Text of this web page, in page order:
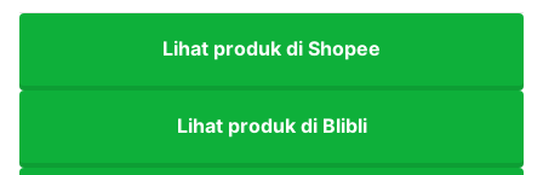
Lihat produk di Shopee
Lihat produk di Blibli